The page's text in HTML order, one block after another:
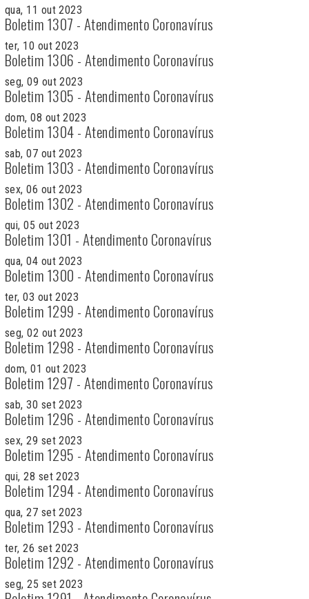
qua, 11 out 2023
Boletim 1307 - Atendimento Coronavírus
ter, 10 out 2023
Boletim 1306 - Atendimento Coronavírus
seg, 09 out 2023
Boletim 1305 - Atendimento Coronavírus
dom, 08 out 2023
Boletim 1304 - Atendimento Coronavírus
sab, 07 out 2023
Boletim 1303 - Atendimento Coronavírus
sex, 06 out 2023
Boletim 1302 - Atendimento Coronavírus
qui, 05 out 2023
Boletim 1301 - Atendimento Coronavírus
qua, 04 out 2023
Boletim 1300 - Atendimento Coronavírus
ter, 03 out 2023
Boletim 1299 - Atendimento Coronavírus
seg, 02 out 2023
Boletim 1298 - Atendimento Coronavírus
dom, 01 out 2023
Boletim 1297 - Atendimento Coronavírus
sab, 30 set 2023
Boletim 1296 - Atendimento Coronavírus
sex, 29 set 2023
Boletim 1295 - Atendimento Coronavírus
qui, 28 set 2023
Boletim 1294 - Atendimento Coronavírus
qua, 27 set 2023
Boletim 1293 - Atendimento Coronavírus
ter, 26 set 2023
Boletim 1292 - Atendimento Coronavírus
seg, 25 set 2023